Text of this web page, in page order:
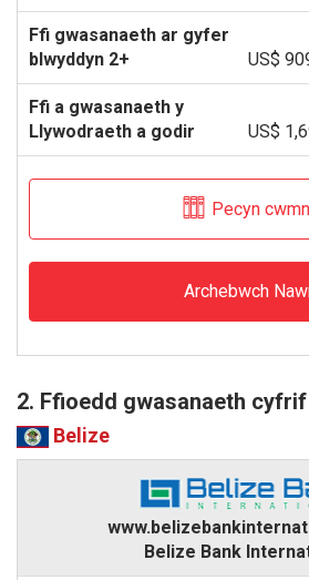
US$
US$
Pecyn
Archebwch
2. Ffioedd gwasanaeth
Belize
Belize Bank